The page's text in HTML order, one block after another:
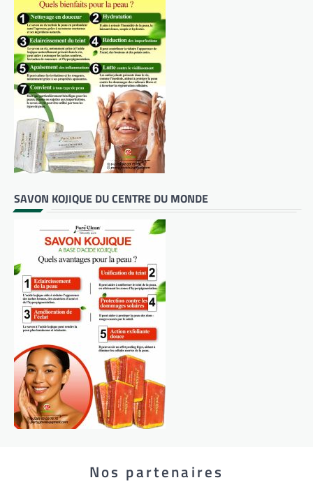
SAVON KOJIQUE DU CENTRE DU MONDE
Nos partenaires